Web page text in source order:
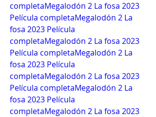
completaMegalodón 2 La fosa 2023
Película completaMegalodón 2 La
fosa 2023 Película
completaMegalodón 2 La fosa 2023
Película completaMegalodón 2 La
fosa 2023 Película
completaMegalodón 2 La fosa 2023
Película completaMegalodón 2 La
fosa 2023 Película
completaMegalodón 2 La fosa 2023